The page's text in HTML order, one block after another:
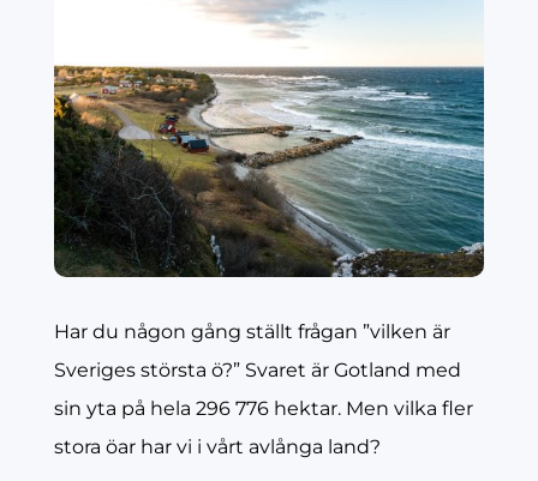
Har du någon gång ställt frågan ”vilken är
Sveriges största ö?” Svaret är Gotland med
sin yta på hela 296 776 hektar. Men vilka fler
stora öar har vi i vårt avlånga land?